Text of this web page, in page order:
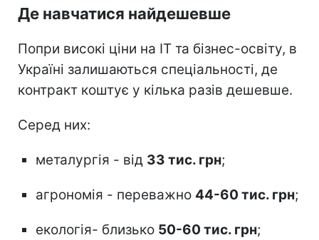
Де навчатися найдешевше
Попри високі ціни на ІТ та бізнес-освіту, в
Україні залишаються спеціальності, де
контракт коштує у кілька разів дешевше.
Серед них:
металургія - від 33 тис. грн;
агрономія - переважно 44-60 тис. грн;
екологія- близько 50-60 тис. грн;